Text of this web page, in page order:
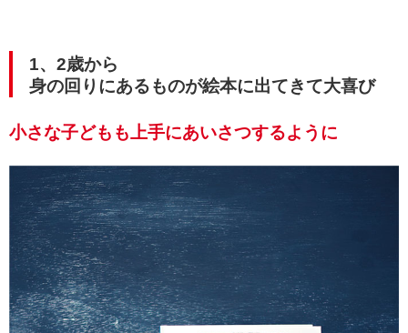
1、2歳から
身の回りにあるものが絵本に出てきて大喜び
小さな子どもも上手にあいさつするように